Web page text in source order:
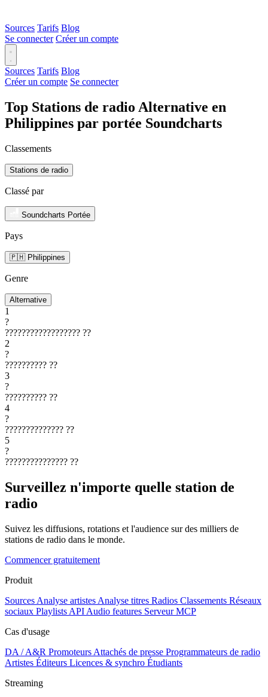
Sources Tarifs Blog
Se connecter Créer un compte
Sources Tarifs Blog
Créer un compte Se connecter
Top Stations de radio Alternative en
Philippines par portée Soundcharts
Classements
Stations de radio
Classé par
Soundcharts Portée
Pays
🇵🇭 Philippines
Genre
Alternative
1
?
?????????????????? ??
2
?
?????????? ??
3
?
?????????? ??
4
?
?????????????? ??
5
?
??????????????? ??
Surveillez n'importe quelle station de
radio
Suivez les diffusions, rotations et l'audience sur des milliers de
stations de radio dans le monde.
Commencer gratuitement
Produit
Sources Analyse artistes Analyse titres Radios Classements Réseaux
sociaux Playlists API Audio features Serveur MCP
Cas d'usage
DA / A&R Promoteurs Attachés de presse Programmateurs de radio
Artistes Éditeurs Licences & synchro Étudiants
Streaming